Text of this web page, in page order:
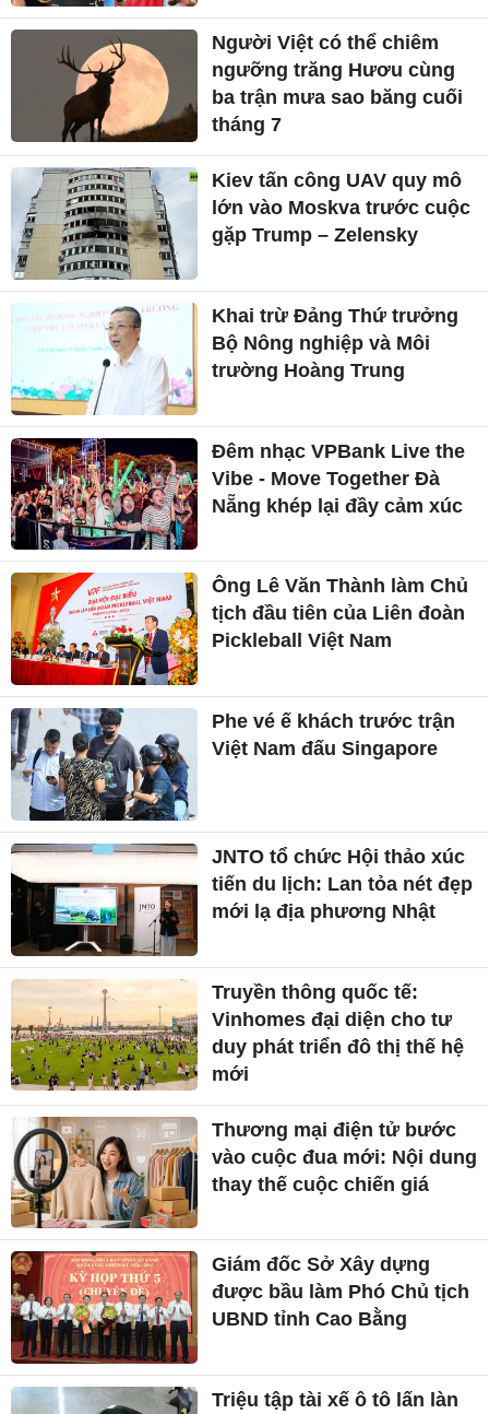
Người Việt có thể chiêm
ngưỡng trăng Hươu cùng
ba trận mưa sao băng cuối
tháng 7
Kiev tấn công UAV quy mô
lớn vào Moskva trước cuộc
gặp Trump – Zelensky
Khai trừ Đảng Thứ trưởng
Bộ Nông nghiệp và Môi
trường Hoàng Trung
Đêm nhạc VPBank Live the
Vibe - Move Together Đà
Nẵng khép lại đầy cảm xúc
Ông Lê Văn Thành làm Chủ
tịch đầu tiên của Liên đoàn
Pickleball Việt Nam
Phe vé ế khách trước trận
Việt Nam đấu Singapore
JNTO tổ chức Hội thảo xúc
tiến du lịch: Lan tỏa nét đẹp
mới lạ địa phương Nhật
Truyền thông quốc tế:
Vinhomes đại diện cho tư
duy phát triển đô thị thế hệ
mới
Thương mại điện tử bước
vào cuộc đua mới: Nội dung
thay thế cuộc chiến giá
Giám đốc Sở Xây dựng
được bầu làm Phó Chủ tịch
UBND tỉnh Cao Bằng
Triệu tập tài xế ô tô lấn làn